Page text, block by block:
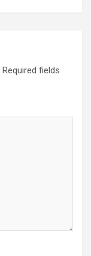
Required fields